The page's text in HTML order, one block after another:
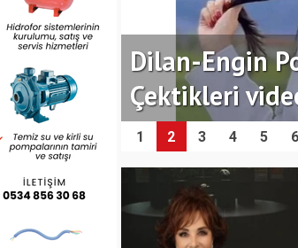
Dilan-Engin
Çektikleri
1 2 3 4 5 6